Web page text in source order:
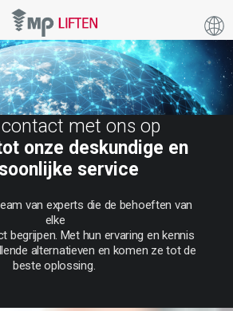
met ons op
onze deskundige en
service
van experts die de behoeften van
elke
begrijpen. Met hun ervaring en kennis
alternatieven en komen ze tot de
beste oplossing.